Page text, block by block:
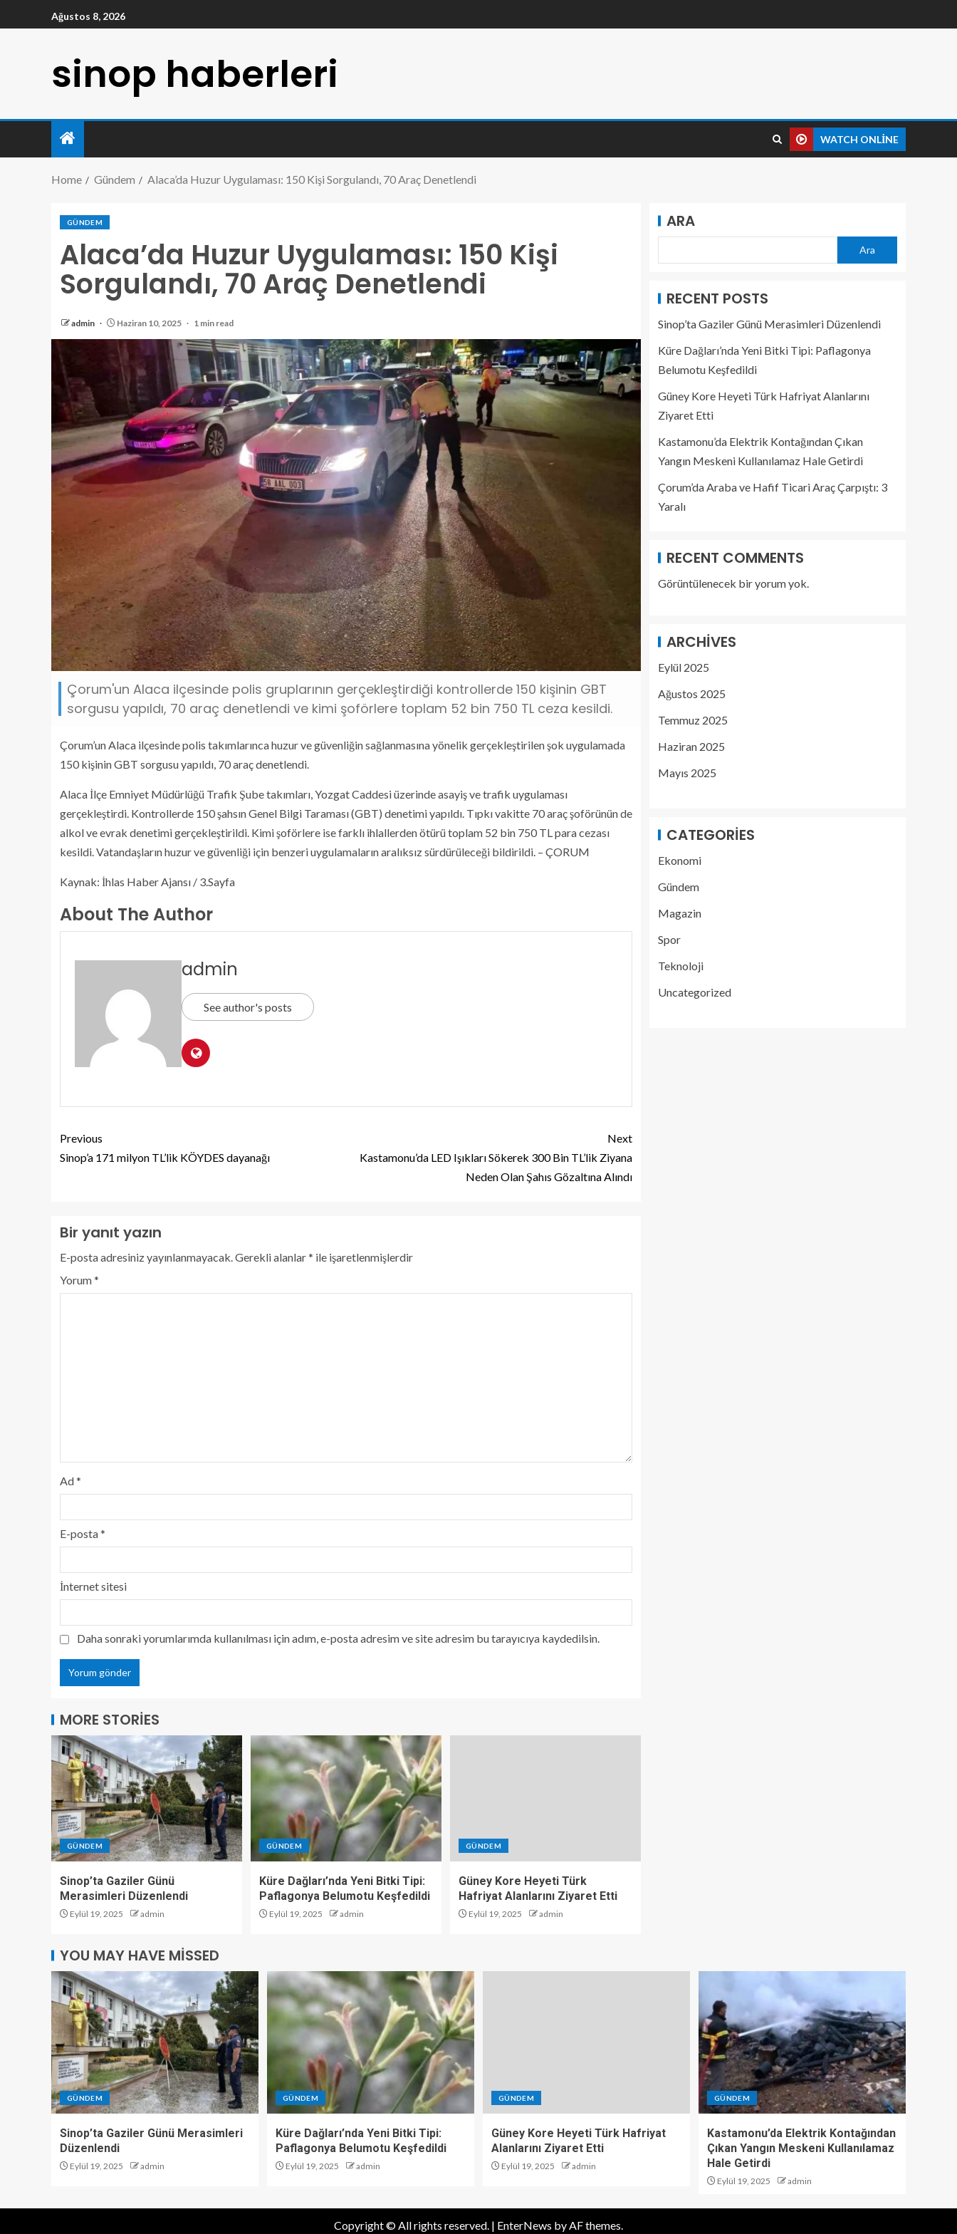
Ağustos 8, 2026
sinop haberleri
WATCH ONLINE
Home Gündem Alaca’da Huzur Uygulaması: 150 Kişi Sorgulandı, 70 Araç Denetlendi
GÜNDEM
Alaca’da Huzur Uygulaması: 150 Kişi
Sorgulandı, 70 Araç Denetlendi
admin Haziran 10, 2025 1 min read
Çorum'un Alaca ilçesinde polis gruplarının gerçekleştirdiği kontrollerde 150 kişinin GBT
sorgusu yapıldı, 70 araç denetlendi ve kimi şoförlere toplam 52 bin 750 TL ceza kesildi.
Çorum’un Alaca ilçesinde polis takımlarınca huzur ve güvenliğin sağlanmasına yönelik gerçekleştirilen şok uygulamada
150 kişinin GBT sorgusu yapıldı, 70 araç denetlendi.
Alaca İlçe Emniyet Müdürlüğü Trafik Şube takımları, Yozgat Caddesi üzerinde asayiş ve trafik uygulaması
gerçekleştirdi. Kontrollerde 150 şahsın Genel Bilgi Taraması (GBT) denetimi yapıldı. Tıpkı vakitte 70 araç şoförünün de
alkol ve evrak denetimi gerçekleştirildi. Kimi şoförlere ise farklı ihlallerden ötürü toplam 52 bin 750 TL para cezası
kesildi. Vatandaşların huzur ve güvenliği için benzeri uygulamaların aralıksız sürdürüleceği bildirildi. – ÇORUM
Kaynak: İhlas Haber Ajansı / 3.Sayfa
About The Author
admin
See author's posts
Previous
Sinop’a 171 milyon TL’lik KÖYDES dayanağı
Next
Kastamonu’da LED Işıkları Sökerek 300 Bin TL’lik Ziyana
Neden Olan Şahıs Gözaltına Alındı
Bir yanıt yazın
E-posta adresiniz yayınlanmayacak. Gerekli alanlar* ile işaretlenmişlerdir
Yorum*
Ad*
E-posta*
İnternet sitesi
Daha sonraki yorumlarımda kullanılması için adım, e-posta adresim ve site adresim bu tarayıcıya kaydedilsin.
MORE STORIES
GÜNDEM
Sinop’ta Gaziler Günü
Merasimleri Düzenlendi
Eylül 19, 2025 admin
GÜNDEM
Küre Dağları’nda Yeni Bitki Tipi:
Paflagonya Belumotu Keşfedildi
Eylül 19, 2025 admin
GÜNDEM
Güney Kore Heyeti Türk
Hafriyat Alanlarını Ziyaret Etti
Eylül 19, 2025 admin
ARA
Ara
RECENT POSTS
Sinop’ta Gaziler Günü Merasimleri Düzenlendi
Küre Dağları’nda Yeni Bitki Tipi: Paflagonya
Belumotu Keşfedildi
Güney Kore Heyeti Türk Hafriyat Alanlarını
Ziyaret Etti
Kastamonu’da Elektrik Kontağından Çıkan
Yangın Meskeni Kullanılamaz Hale Getirdi
Çorum’da Araba ve Hafif Ticari Araç Çarpıştı: 3
Yaralı
RECENT COMMENTS
Görüntülenecek bir yorum yok.
ARCHIVES
Eylül 2025
Ağustos 2025
Temmuz 2025
Haziran 2025
Mayıs 2025
CATEGORIES
Ekonomi
Gündem
Magazin
Spor
Teknoloji
Uncategorized
YOU MAY HAVE MISSED
GÜNDEM
Sinop’ta Gaziler Günü Merasimleri
Düzenlendi
Eylül 19, 2025 admin
GÜNDEM
Küre Dağları’nda Yeni Bitki Tipi:
Paflagonya Belumotu Keşfedildi
Eylül 19, 2025 admin
GÜNDEM
Güney Kore Heyeti Türk Hafriyat
Alanlarını Ziyaret Etti
Eylül 19, 2025 admin
GÜNDEM
Kastamonu’da Elektrik Kontağından
Çıkan Yangın Meskeni Kullanılamaz
Hale Getirdi
Eylül 19, 2025 admin
Copyright © All rights reserved. | EnterNews by AF themes.